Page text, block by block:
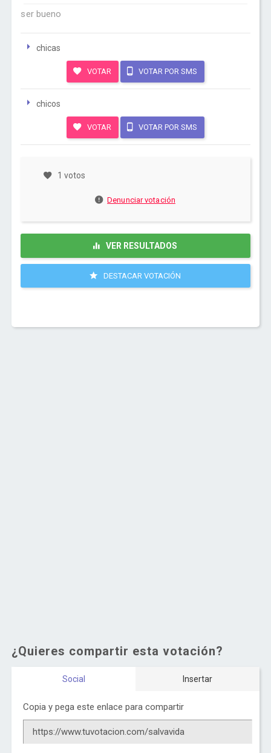
ser bueno
chicas
VOTAR VOTAR POR SMS
chicos
VOTAR VOTAR POR SMS
1 votos
Denunciar votación
VER RESULTADOS
DESTACAR VOTACIÓN
¿Quieres compartir esta votación?
Social Insertar
Copia y pega este enlace para compartir